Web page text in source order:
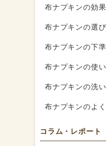
布ナプキンの効果
布ナプキンの選
布ナプキンの下
布ナプキンの使
布ナプキンの洗
布ナプキンのよ
コラム・レポート